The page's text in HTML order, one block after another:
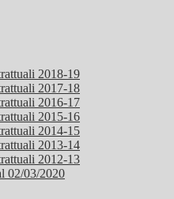
2018-19
2017-18
2016-17
2015-16
2014-15
2013-14
2012-13
02/03/2020